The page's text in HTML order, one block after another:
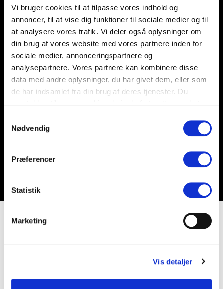
Vi bruger cookies til at tilpasse vores indhold og
annoncer, til at vise dig funktioner til sociale medier og til
at analysere vores trafik. Vi deler også oplysninger om
din brug af vores website med vores partnere inden for
sociale medier, annonceringspartnere og
analysepartnere. Vores partnere kan kombinere disse
data med andre oplysninger, du har givet dem, eller som
de har indsamlet fra din brug af deres tjenester. Du
Nødvendig
Præferencer
Statistik
Marketing
Vis detaljer